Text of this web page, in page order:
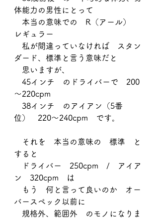
体能力の男性にとって
本当の意味での　R（アール）
レギュラー
私が間違っていなければ　スタン
ダード、標準と言う意味だと
思いますが、
45インチ　のドライバーで　200
～220cpm
38インチ　のアイアン（5番
位）　220～240cpm　です。
それを　本当の意味の　標準　と
すると
ドライバー　250cpm　/　アイア
ン　320cpm　は
もう　何と言って良いのか　オー
バースペック以前に
規格外、範囲外　のモノになりま